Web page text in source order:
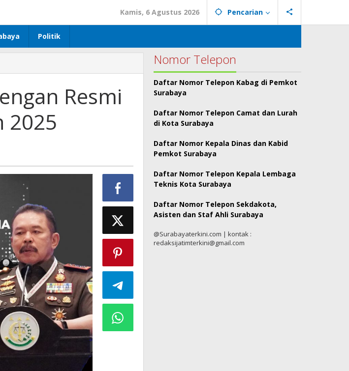
Kamis, 6 Agustus 2026 Pencarian
Politik
Resmi
2025
Nomor Telepon
Daftar Nomor Telepon Kabag di Pemkot
Surabaya
Daftar Nomor Telepon Camat dan Lurah
di Kota Surabaya
Daftar Nomor Kepala Dinas dan Kabid
Pemkot Surabaya
Daftar Nomor Telepon Kepala Lembaga
Teknis Kota Surabaya
Daftar Nomor Telepon Sekdakota,
Asisten dan Staf Ahli Surabaya
@Surabayaterkini.com | kontak :
redaksijatimterkini@gmail.com